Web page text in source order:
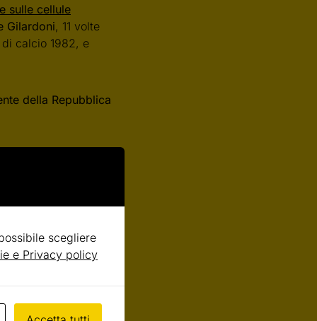
sulle cellule
Gilardoni, 11 volte
calcio 1982, e
della Repubblica
scegliere
e Privacy policy